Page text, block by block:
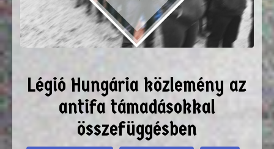
Légió Hungária közlemény az
antifa támadásokkal
összefüggésben